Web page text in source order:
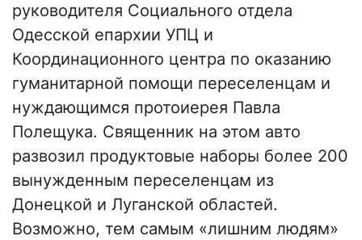
руководителя Социального отдела
Одесской епархии УПЦ и
Координационного центра по оказанию
гуманитарной помощи переселенцам и
нуждающимся протоиерея Павла
Полещука. Священник на этом авто
развозил продуктовые наборы более 200
вынужденным переселенцам из
Донецкой и Луганской областей.
Возможно, тем самым «лишним людям»